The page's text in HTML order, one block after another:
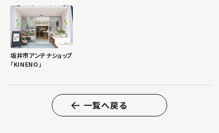
坂井市アンテナショップ
「KINENO」
一覧へ戻る